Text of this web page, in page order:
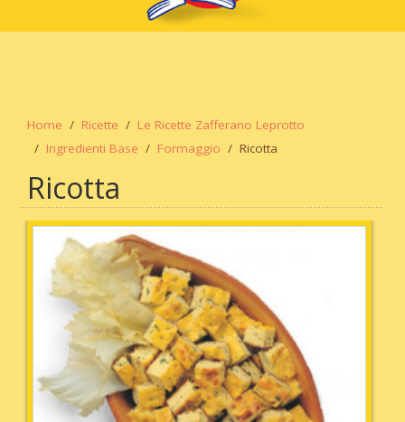
Home Ricette
Le Ricette Zafferano Leprotto
Ingredienti Base
Formaggio Ricotta
Ricotta